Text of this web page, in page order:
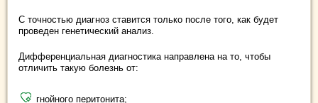
С точностью диагноз ставится только после того, как будет
проведен генетический анализ.
Дифференциальная диагностика направлена на то, чтобы
отличить такую болезнь от:
гнойного перитонита;